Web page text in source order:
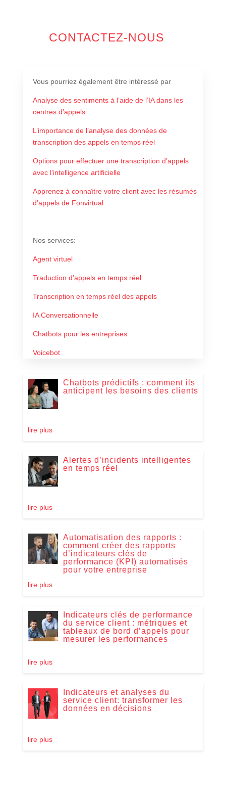
CONTACTEZ-NOUS
Vous pourriez également être intéressé par
Analyse des sentiments à l’aide de l’IA dans les
centres d’appels
L’importance de l’analyse des données de
transcription des appels en temps réel
Options pour effectuer une transcription d’appels
avec l’intelligence artificielle
Apprenez à connaître votre client avec les résumés
d’appels de Fonvirtual
Nos services:
Agent virtuel
Traduction d’appels en temps réel
Transcription en temps réel des appels
IA Conversationnelle
Chatbots pour les entreprises
Voicebot
Chatbots prédictifs : comment ils
anticipent les besoins des clients
lire plus
Alertes d’incidents intelligentes
en temps réel
lire plus
Automatisation des rapports :
comment créer des rapports
d’indicateurs clés de
performance (KPI) automatisés
pour votre entreprise
lire plus
Indicateurs clés de performance
du service client : métriques et
tableaux de bord d’appels pour
mesurer les performances
lire plus
Indicateurs et analyses du
service client: transformer les
données en décisions
lire plus